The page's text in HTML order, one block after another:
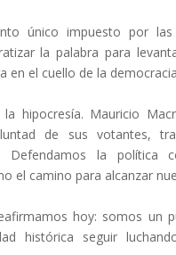
único impuesto por
la palabra para
en el cuello de la
hipocresía. Mauricio
de sus votantes,
Defendamos la política
el camino para alcanzar
hoy: somos un
histórica seguir